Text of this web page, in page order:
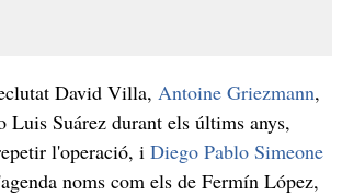
David Villa, Antoine Griezmann,
Luis Suárez durant els últims anys,
l'operació, i Diego Pablo Simeone
noms com els de Fermín López,